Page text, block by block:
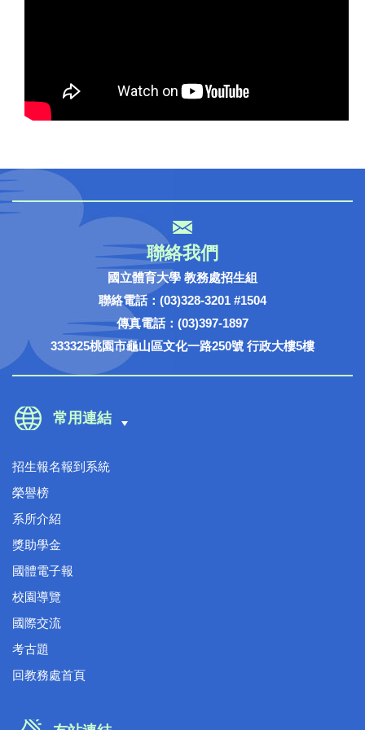
聯絡我們
國立體育大學 教務處招生組
聯絡電話：(03)328-3201 #1504
傳真電話：(03)397-1897
333325桃園市龜山區文化一路250號 行政大樓5樓
常用連結
招生報名報到系統
榮譽榜
系所介紹
獎助學金
國體電子報
校園導覽
國際交流
考古題
回教務處首頁